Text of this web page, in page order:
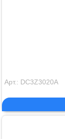
Арт.: DC3Z3020A